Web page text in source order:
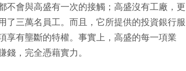
不會與高盛有一次的接觸；高盛沒有工廠，更
了三萬名員工。而且，它所提供的投資銀行服
享有壟斷的特權。事實上，高盛的每一項業
，完全憑藉實力。